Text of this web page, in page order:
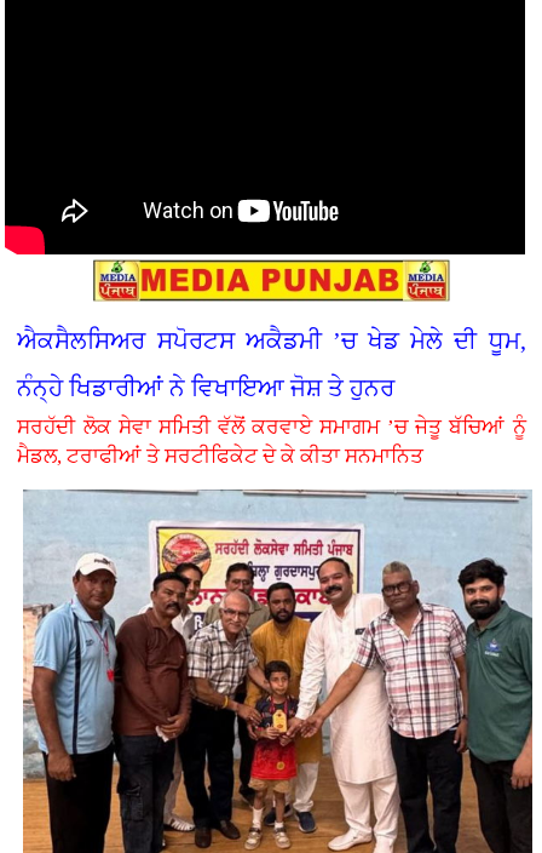
ਐਕਸੈਲਸਿਅਰ ਸਪੋਰਟਸ ਅਕੈਡਮੀ ’ਚ ਖੇਡ ਮੇਲੇ ਦੀ ਧੂਮ,
ਨੰਨ੍ਹੇ ਖਿਡਾਰੀਆਂ ਨੇ ਵਿਖਾਇਆ ਜੋਸ਼ ਤੇ ਹੁਨਰ
ਸਰਹੱਦੀ ਲੋਕ ਸੇਵਾ ਸਮਿਤੀ ਵੱਲੋਂ ਕਰਵਾਏ ਸਮਾਗਮ ’ਚ ਜੇਤੂ ਬੱਚਿਆਂ ਨੂੰ
ਮੈਡਲ, ਟਰਾਫੀਆਂ ਤੇ ਸਰਟੀਫਿਕੇਟ ਦੇ ਕੇ ਕੀਤਾ ਸਨਮਾਨਿਤ